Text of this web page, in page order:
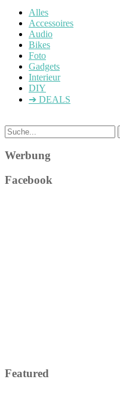
Alles
Accessoires
Audio
Bikes
Foto
Gadgets
Interieur
DIY
➔ DEALS
Werbung
Facebook
Featured